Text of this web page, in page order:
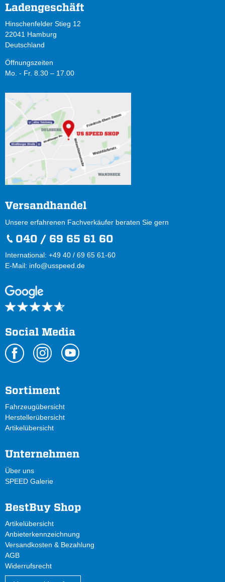
Ladengeschäft
Hinschenfelder Stieg 12
22041 Hamburg
Deutschland
Öffnungszeiten
Mo. - Fr. 8.30 – 17.00
Versandhandel
Unsere erfahrenen Fachverkäufer beraten Sie gern
040 / 69 65 61 60
International: +49 40 / 69 65 61-60
E-Mail: info@usspeed.de
Social Media
Sortiment
Fahrzeugübersicht
Herstellerübersicht
Artikelübersicht
Unternehmen
Über uns
SPEED Galerie
BestBuy Shop
Artikelübersicht
Anbieterkennzeichnung
Versandkosten & Bezahlung
AGB
Widerrufsrecht